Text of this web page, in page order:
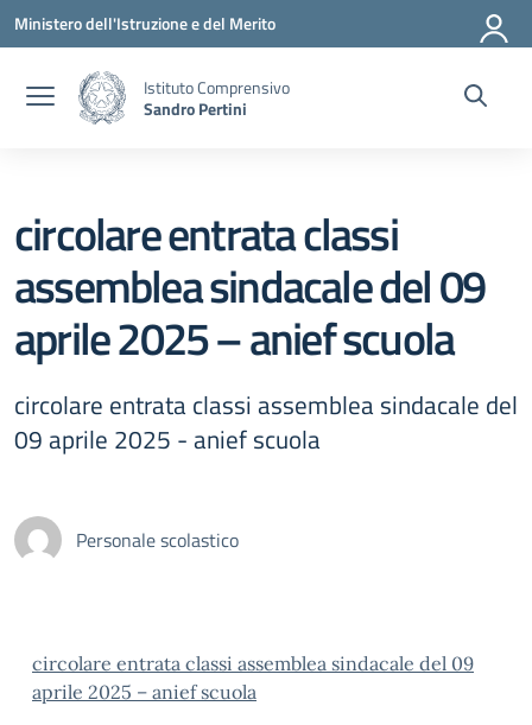
Vai ai contenuti
Vai al menu di navigazione
Vai al footer
Ministero dell'Istruzione e del Merito
Istituto Comprensivo
Sandro Pertini
circolare entrata classi
assemblea sindacale del 09
aprile 2025 – anief scuola
circolare entrata classi assemblea sindacale del
09 aprile 2025 - anief scuola
Personale scolastico
circolare entrata classi assemblea sindacale del 09
aprile 2025 – anief scuola